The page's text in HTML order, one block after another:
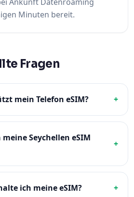
Minuten bereit.
Fragen
mein Telefon eSIM? +
Seychellen eSIM
+
ich meine eSIM? +